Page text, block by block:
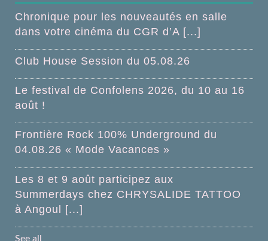
Chronique pour les nouveautés en salle
dans votre cinéma du CGR d’A [...]
Club House Session du 05.08.26
Le festival de Confolens 2026, du 10 au 16
août !
Frontière Rock 100% Underground du
04.08.26 « Mode Vacances »
Les 8 et 9 août participez aux
Summerdays chez CHRYSALIDE TATTOO
à Angoul [...]
See all